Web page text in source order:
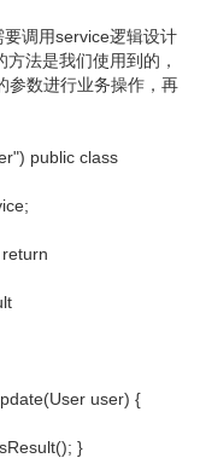
调用service逻辑设计
法是我们使用到的，
参数进行业务操作，再
public class
user) {
}